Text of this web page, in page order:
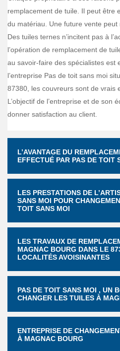
remplacement de tuile. Il peut être
du matériau. Une future vente peut
Des tuiles ternes n’incitent pas à
l’opération de remplacement de
au savoir-faire des spécialistes est
l’entreprise Pas de toit sans moi
87380, les couvreurs sont de vrais
L’objectif de l’entreprise et de son
donner satisfaction au client.
L’AVANTAGE DU
EFFECTUÉ PAR PAS DE TOIT
LES PRESTATIONS DE
SANS MOI POUR
TOIT SANS MOI
LES TRAVAUX DE
MAGNAC BOURG DANS LE
LOCALITÉS AVOISINANTES
PAS DE TOIT SANS MOI , UN
CHANGER LES TUILES À
ENTREPRISE DE
À MAGNAC BOURG